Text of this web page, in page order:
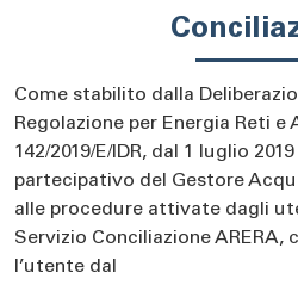
Come stabilito dalla
Regolazione per Energia Reti e
142/2019/E/IDR, dal 1 luglio
partecipativo del Gestore
alle procedure attivate dagli
Servizio Conciliazione
l’utente dal